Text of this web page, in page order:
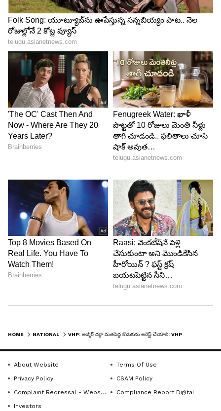
HOME NATIONAL
About Website
Terms Of Use
Privacy Policy
CSAM Policy
Complaint Redressal - Website
Compliance Report Digital
Investors